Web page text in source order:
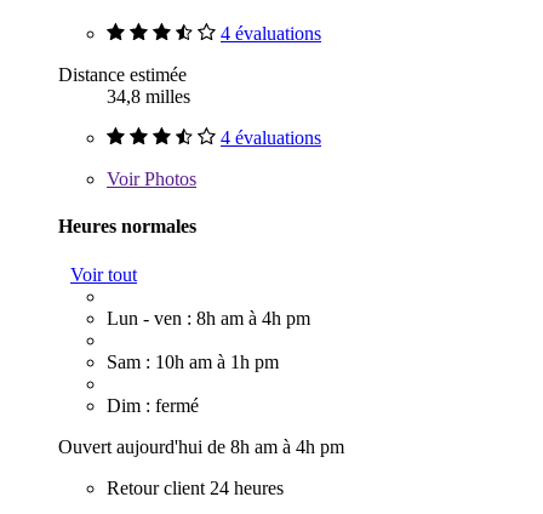
4 évaluations
Distance estimée
34,8 milles
4 évaluations
VoirPhotos
Heures normales
Voir tout
Lun - ven : 8h am à 4h pm
Sam : 10h am à 1h pm
Dim : fermé
Ouvert aujourd'hui de 8h am à 4h pm
Retour client 24 heures